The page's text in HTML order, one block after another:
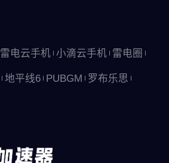
雷电云手机 小滴云手机 雷电圈
地平线6 PUBGM 罗布乐思